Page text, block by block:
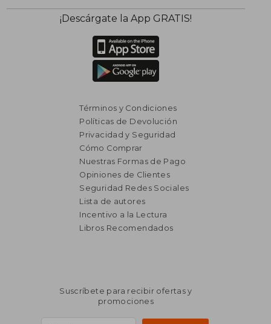
¡Descárgate la App GRATIS!
Términos y Condiciones
Políticas de Devolución
Privacidad y Seguridad
Cómo Comprar
Nuestras Formas de Pago
Opiniones de Clientes
Seguridad Redes Sociales
Lista de autores
Incentivo a la Lectura
Libros Recomendados
Suscríbete para recibir ofertas y
promociones